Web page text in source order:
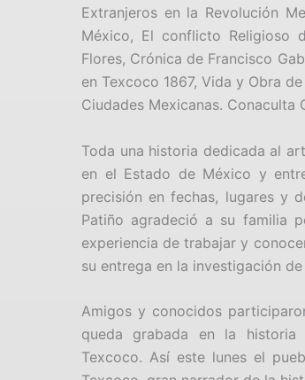
Extranjeros en la Revolución
México, El conflicto Religioso
Flores, Crónica de Francisco
en Texcoco 1867, Vida y Obra
Ciudades Mexicanas. Conaculta
Toda una historia dedicada al
en el Estado de México y
precisión en fechas, lugares y
Patiño agradeció a su familia
experiencia de trabajar y
su entrega en la investigación
Amigos y conocidos
queda grabada en la
Texcoco. Así este lunes el